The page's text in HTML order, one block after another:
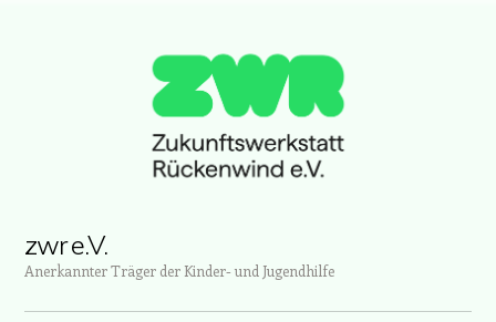
zwr e.V.
Anerkannter Träger der Kinder- und Jugendhilfe